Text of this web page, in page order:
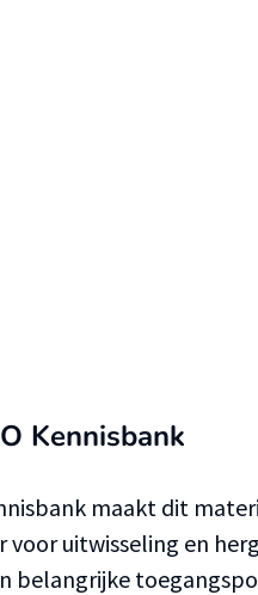
Kennisbank
maakt dit
voor uitwisseling en
belangrijke